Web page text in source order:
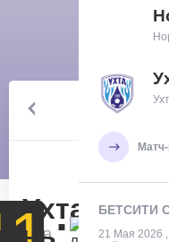
Ухта
Ухта
БЕТСИТИ
21 Мая 2026